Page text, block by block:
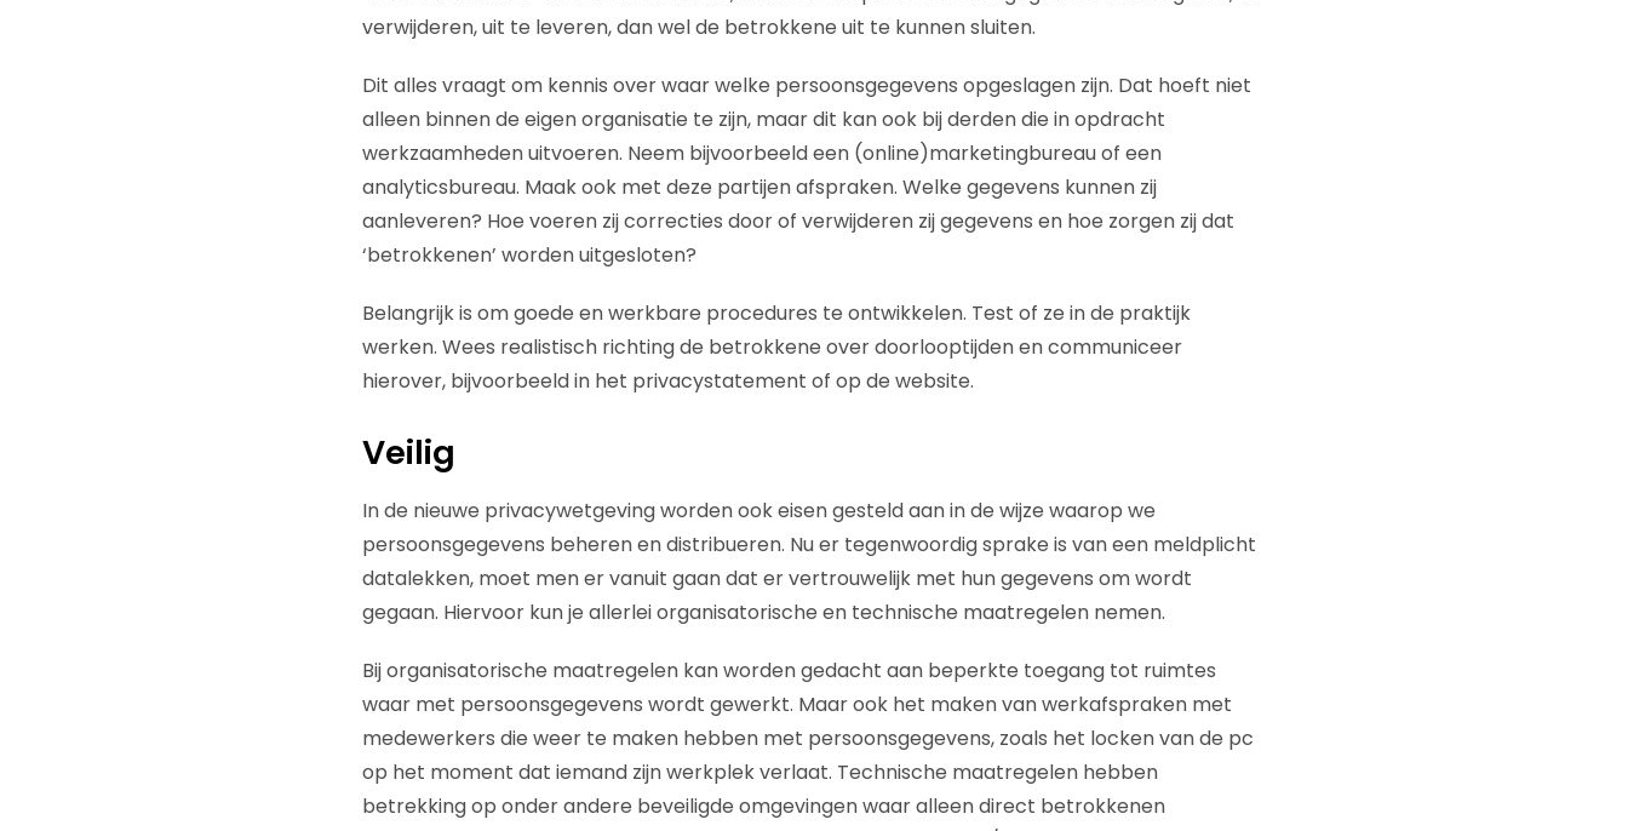
verwijderen, uit te leveren, dan wel de betrokkene uit te kunnen sluiten.
Dit alles vraagt om kennis over waar welke persoonsgegevens opgeslagen zijn. Dat hoeft niet
alleen binnen de eigen organisatie te zijn, maar dit kan ook bij derden die in opdracht
werkzaamheden uitvoeren. Neem bijvoorbeeld een (online)marketingbureau of een
analyticsbureau. Maak ook met deze partijen afspraken. Welke gegevens kunnen zij
aanleveren? Hoe voeren zij correcties door of verwijderen zij gegevens en hoe zorgen zij dat
‘betrokkenen’ worden uitgesloten?
Belangrijk is om goede en werkbare procedures te ontwikkelen. Test of ze in de praktijk
werken. Wees realistisch richting de betrokkene over doorlooptijden en communiceer
hierover, bijvoorbeeld in het privacystatement of op de website.
Veilig
In de nieuwe privacywetgeving worden ook eisen gesteld aan in de wijze waarop we
persoonsgegevens beheren en distribueren. Nu er tegenwoordig sprake is van een meldplicht
datalekken, moet men er vanuit gaan dat er vertrouwelijk met hun gegevens om wordt
gegaan. Hiervoor kun je allerlei organisatorische en technische maatregelen nemen.
Bij organisatorische maatregelen kan worden gedacht aan beperkte toegang tot ruimtes
waar met persoonsgegevens wordt gewerkt. Maar ook het maken van werkafspraken met
medewerkers die weer te maken hebben met persoonsgegevens, zoals het locken van de pc
op het moment dat iemand zijn werkplek verlaat. Technische maatregelen hebben
betrekking op onder andere beveiligde omgevingen waar alleen direct betrokkenen